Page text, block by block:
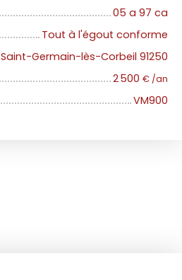
05 a 97 ca
Tout à l'égout conforme
Saint-Germain-lès-Corbeil 91250
2 500 € /an
VM900